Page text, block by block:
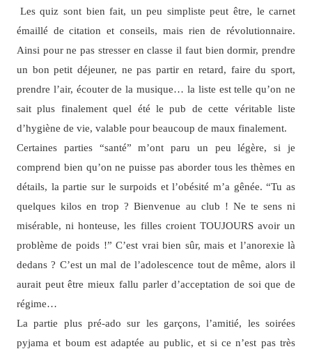
Les quiz sont bien fait, un peu simpliste peut être, le carnet
émaillé de citation et conseils, mais rien de révolutionnaire.
Ainsi pour ne pas stresser en classe il faut bien dormir, prendre
un bon petit déjeuner, ne pas partir en retard, faire du sport,
prendre l’air, écouter de la musique… la liste est telle qu’on ne
sait plus finalement quel été le pub de cette véritable liste
d’hygiène de vie, valable pour beaucoup de maux finalement.
Certaines parties “santé” m’ont paru un peu légère, si je
comprend bien qu’on ne puisse pas aborder tous les thèmes en
détails, la partie sur le surpoids et l’obésité m’a gênée. “Tu as
quelques kilos en trop ? Bienvenue au club ! Ne te sens ni
misérable, ni honteuse, les filles croient TOUJOURS avoir un
problème de poids !” C’est vrai bien sûr, mais et l’anorexie là
dedans ? C’est un mal de l’adolescence tout de même, alors il
aurait peut être mieux fallu parler d’acceptation de soi que de
régime…
La partie plus pré-ado sur les garçons, l’amitié, les soirées
pyjama et boum est adaptée au public, et si ce n’est pas très